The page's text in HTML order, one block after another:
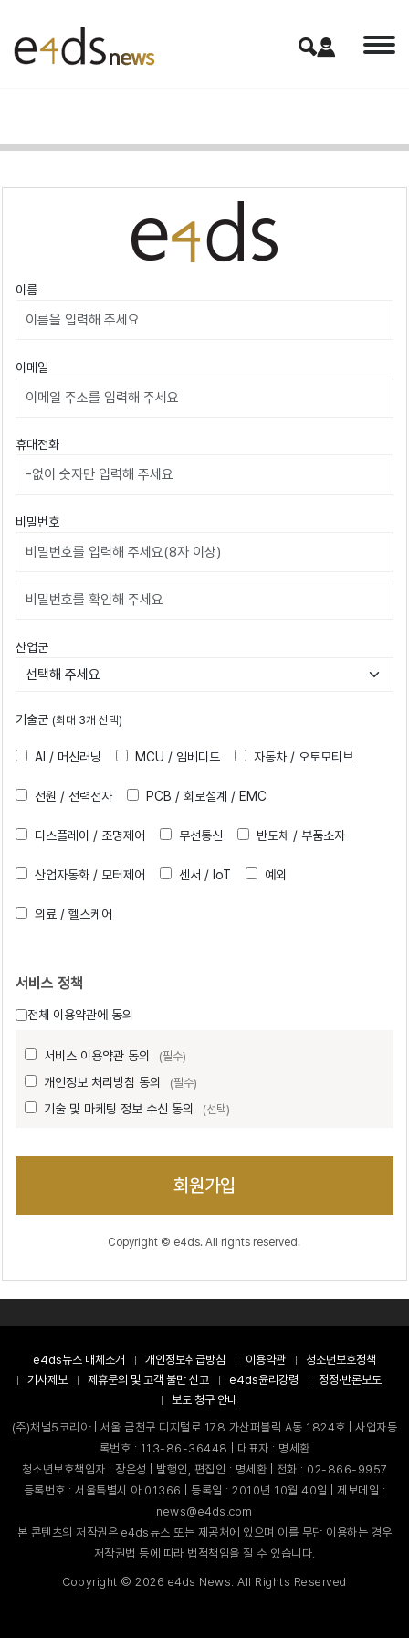
이름
이메일
휴대전화
비밀번호
비밀번호확인
산업군
기술군 (최대 3개 선택)
AI / 머신러닝 MCU / 임베디드 자동차 / 오토모티브
전원 / 전력전자 PCB / 회로설계 / EMC
디스플레이 / 조명제어 무선통신 반도체 / 부품소자
산업자동화 / 모터제어 센서 / IoT 예외
의료 / 헬스케어
서비스 정책
전체 이용약관에 동의
서비스 이용약관 동의 (필수)
개인정보 처리방침 동의 (필수)
기술 및 마케팅 정보 수신 동의 (선택)
회원가입
Copyright © e4ds. All rights reserved.
e4ds뉴스 매체소개 개인정보취급방침 이용약관
청소년보호정책
기사제보
제휴문의 및 고객 불만 신고 e4ds윤리강령
정정·반론보도
보도 청구 안내
(주)채널5코리아 | 서울 금천구 디지털로 178 가산퍼블릭 A동 1824호 | 사업자등
록번호 : 113-86-36448 | 대표자 : 명세환
청소년보호책임자 : 장은성 | 발행인, 편집인 : 명세환 | 전화 : 02-866-9957
등록번호 : 서울특별시 아 01366 | 등록일 : 2010년 10월 40일 | 제보메일 :
news@e4ds.com
본 콘텐츠의 저작권은 e4ds뉴스 또는 제공처에 있으며 이를 무단 이용하는 경우
저작권법 등에 따라 법적책임을 질 수 있습니다.
Copyright ©2026 e4ds News. All Rights Reserved